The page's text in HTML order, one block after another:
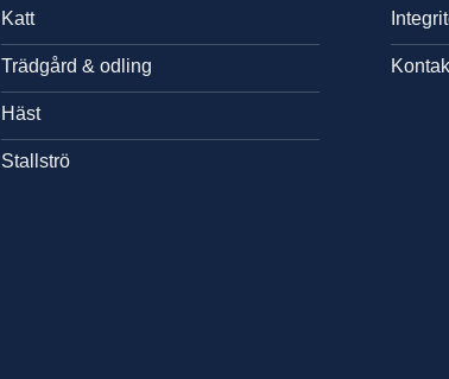
Katt
Trädgård & odling
Häst
Stallströ